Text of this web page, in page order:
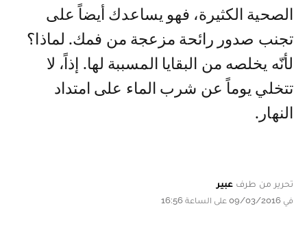
الصحية الكثيرة، فهو يساعدك أيضاً على
تجنب صدور رائحة مزعجة من فمك. لماذا؟
لأنّه يخلصه من البقايا المسببة لها. إذاً، لا
تتخلي يوماً عن شرب الماء على امتداد
النهار.
تحرير من طرف عبير
في 09/03/2016 على الساعة 16:56